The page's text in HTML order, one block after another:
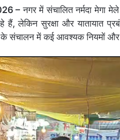
– नगर में संचालित नर्मदा मेगा
हैं, लेकिन सुरक्षा और यातायात
संचालन में कई आवश्यक नियमों और